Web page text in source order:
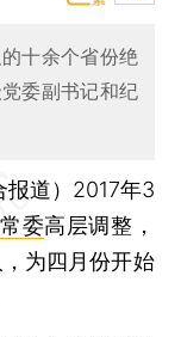
十余个省份绝
委副书记和纪
道） 2017年3
委高层调整，
为四月份开始